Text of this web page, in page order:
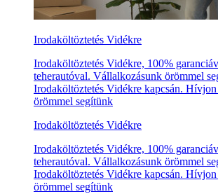
Irodaköltöztetés Vidékre
Irodaköltöztetés Vidékre, 100%
teherautóval. Vállalkozásunk örömmel
Irodaköltöztetés Vidékre kapcsán.
örömmel segítünk
Irodaköltöztetés Vidékre
Irodaköltöztetés Vidékre, 100%
teherautóval. Vállalkozásunk örömmel
Irodaköltöztetés Vidékre kapcsán.
örömmel segítünk